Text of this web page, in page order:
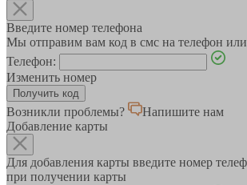
Введите номер телефона
Мы отправим вам код в смс на телефон
Телефон:
Изменить номер
Возникли проблемы?
Напишите нам
Добавление карты
Для добавления карты введите номер
при получении карты